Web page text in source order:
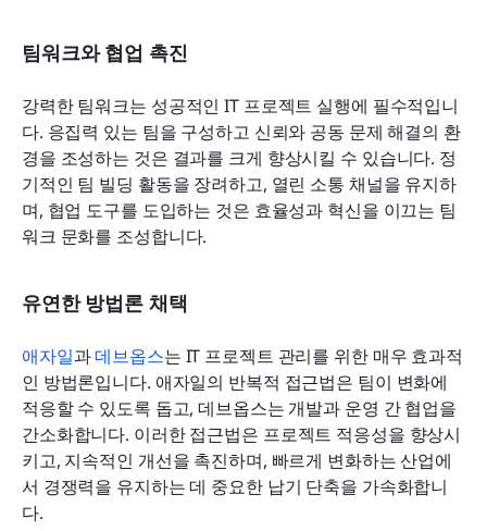
팀워크와 협업 촉진
강력한 팀워크는 성공적인 IT 프로젝트 실행에 필수적입니
다. 응집력 있는 팀을 구성하고 신뢰와 공동 문제 해결의 환
경을 조성하는 것은 결과를 크게 향상시킬 수 있습니다. 정
기적인 팀 빌딩 활동을 장려하고, 열린 소통 채널을 유지하
며, 협업 도구를 도입하는 것은 효율성과 혁신을 이끄는 팀
워크 문화를 조성합니다.
유연한 방법론 채택
애자일과 데브옵스는 IT 프로젝트 관리를 위한 매우 효과적
인 방법론입니다. 애자일의 반복적 접근법은 팀이 변화에
적응할 수 있도록 돕고, 데브옵스는 개발과 운영 간 협업을
간소화합니다. 이러한 접근법은 프로젝트 적응성을 향상시
키고, 지속적인 개선을 촉진하며, 빠르게 변화하는 산업에
서 경쟁력을 유지하는 데 중요한 납기 단축을 가속화합니
다.